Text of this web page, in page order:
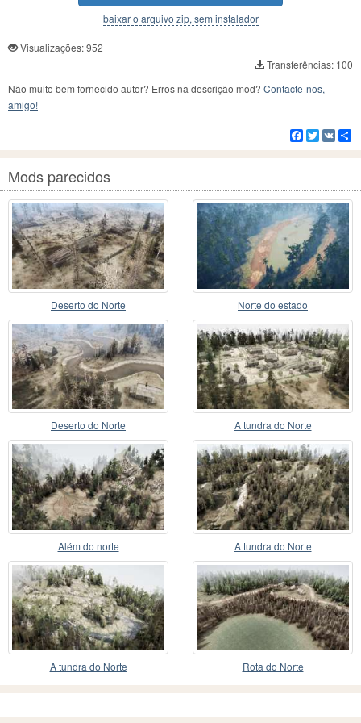
baixar o arquivo zip, sem instalador
Visualizações: 952
Transferências: 100
Não muito bem fornecido autor? Erros na descrição mod? Contacte-nos,
amigo!
Facebook
Twitter
VK
Mods parecidos
Deserto do Norte Norte do estado
Deserto do Norte A tundra do Norte
Além do norte A tundra do Norte
A tundra do Norte Rota do Norte